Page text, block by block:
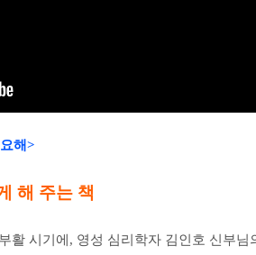
해>
해 주는 책
활 시기에, 영성 심리학자 김인호 신부